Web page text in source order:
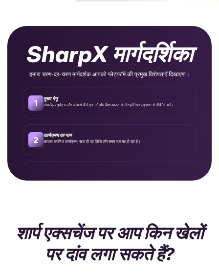
SharpX मार्गदर्शिका
हमारा चरण-दर-चरण मार्गदर्शक आपको प्लेटफ़ॉर्म की प्रमुख विशेषताएँ दिखाएगा।
1 मुख्य मेनू
लोकप्रिय इवेंट्स और फीचर्स जैसे इन-प्ले और कैश आउट में प्लेटफ़ॉर्म पर सहजता से नेविगेट करें।
2 कार्यक्रम का नाम
आपका चयनित कार्यक्रम, साथ ही वह तिथि और समय जब यह हो रहा है।
बाज़ारों की विस्तृत श्रृंखला
एशियाई हैंडीकैप, ओवर/अंडर मार्केट्स और BTTS सहित सभी उपलब्ध बाज़ार।
शार्प एक्सचेंज पर आप किन खेलों
पर दांव लगा सकते हैं?